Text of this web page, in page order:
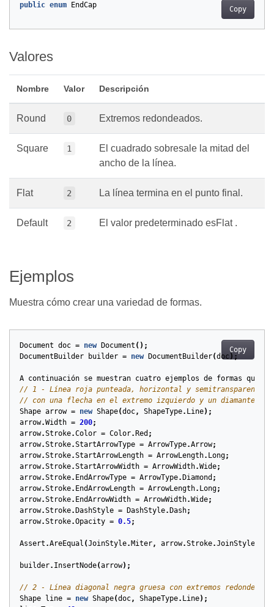
Copy
public enum EndCap
Valores
Nombre Valor Descripción
Round 0 Extremos redondeados.
Square 1
El cuadrado sobresale la mitad del
ancho de la línea.
Flat 2 La línea termina en el punto final.
Default 2 El valor predeterminado esFlat .
Ejemplos
Muestra cómo crear una variedad de formas.
Copy
Document doc = new Document ();
DocumentBuilder
builder = new DocumentBuilder(doc );
A continuación se muestran cuatro ejemplos de formas que
// 1 - Línea roja punteada, horizontal y semitransparente
// con una flecha en el extremo izquierdo y un diamante en
Shape arrow = new Shape(doc, ShapeType. Line);
arrow.Width = 200;
arrow.Stroke.Color = Color. Red ;
arrow.Stroke.StartArrowType = ArrowType.Arrow;
arrow.Stroke.StartArrowLength = ArrowLength. Long;
arrow.Stroke.StartArrowWidth = ArrowWidth.Wide;
arrow.Stroke. EndArrowType = ArrowType. Diamond ;
arrow.Stroke. EndArrowLength = ArrowLength. Long;
arrow.Stroke. EndArrowWidth = ArrowWidth.Wide;
arrow.Stroke. DashStyle = DashStyle. Dash;
arrow.Stroke.Opacity = 0.5;
Assert .AreEqual (JoinStyle. Miter, arrow.Stroke.JoinStyle
builder. InsertNode(arrow);
// 2 - Línea diagonal negra gruesa con extremos
Shape
line = new Shape(doc, ShapeType. Line);